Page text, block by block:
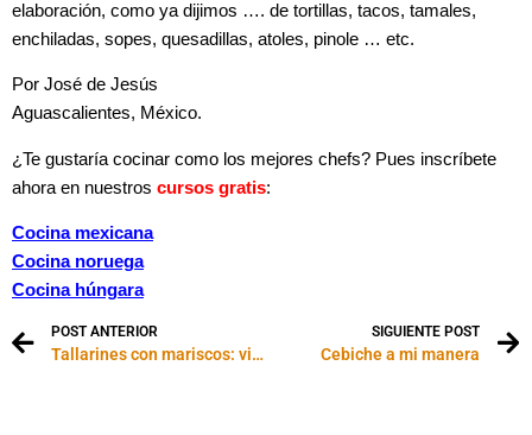
elaboración, como ya dijimos …. de tortillas, tacos, tamales,
enchiladas, sopes, quesadillas, atoles, pinole … etc.
Por José de Jesús
Aguascalientes, México.
¿Te gustaría cocinar como los mejores chefs? Pues inscríbete
ahora en nuestros cursos gratis:
Cocina mexicana
Cocina noruega
Cocina húngara
POST ANTERIOR
Tallarines con mariscos: video paso a paso
SIGUIENTE POST
Cebiche a mi manera